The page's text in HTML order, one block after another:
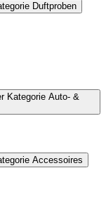
Duftproben
Kategorie Auto- &
Accessoires